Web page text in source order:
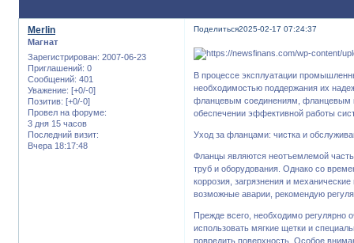
Поделиться2025-02-17 07:24:37
Merlin
Магнат
Зарегистрирован: 2007-06-23
Приглашений: 0
Сообщений: 401
Уважение: [+0/-0]
Позитив: [+0/-0]
Провел на форуме:
3 дня 15 часов
Последний визит:
Вчера 18:17:48
В процессе эксплуатации
необходимостью поддержания их
фланцевым соединениям, фланцевым
обеспечении эффективной работы
Уход за фланцами: чистка и
Фланцы являются неотъемлемой
труб и оборудования. Однако со
коррозия, загрязнения и
возможные аварии, рекомендую
Прежде всего, необходимо регулярно
использовать мягкие щетки и
повредить поверхность. Особое